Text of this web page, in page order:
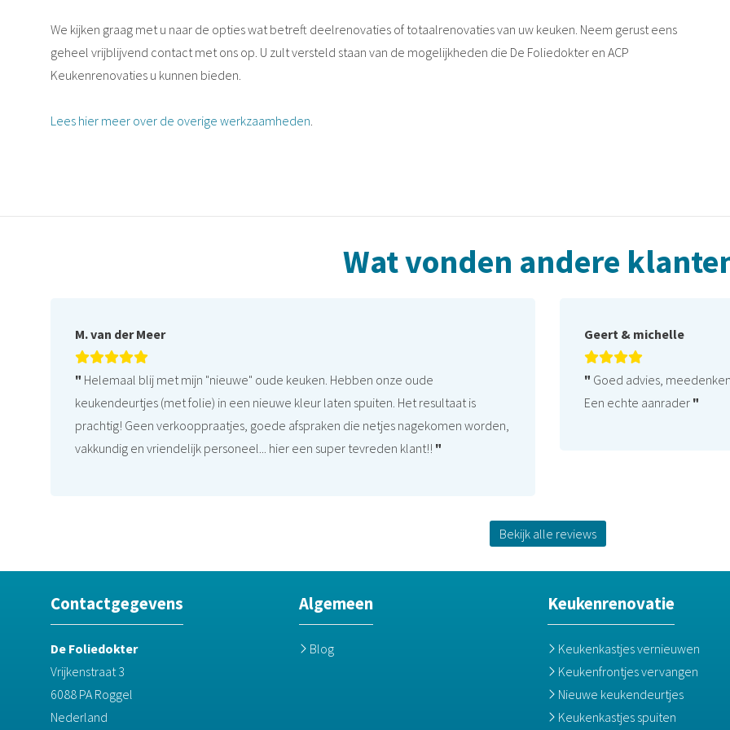
We kijken graag met u naar de opties wat betreft deelrenovaties of totaalrenovaties van uw keuken. Neem gerust eens
geheel vrijblijvend contact met ons op. U zult versteld staan van de mogelijkheden die De Foliedokter en ACP
Keukenrenovaties u kunnen bieden.
Lees hier meer over de overige werkzaamheden.
Wat vonden andere
M. van der Meer
" Helemaal blij met mijn "nieuwe" oude keuken. Hebben onze oude
keukendeurtjes (met folie) in een nieuwe kleur laten spuiten. Het resultaat is
prachtig! Geen verkooppraatjes, goede afspraken die netjes nagekomen worden,
vakkundig en vriendelijk personeel... hier een super tevreden klant!! "
Geert & michelle
" Goed advies,
Een echte aanrader "
Bekijk alle reviews
Contactgegevens
De Foliedokter
Vrijkenstraat 3
6088 PA Roggel
Nederland
Algemeen
Blog
Keukenrenovatie
Keukenkastjes vernieuwen
Keukenfrontjes vervangen
Nieuwe keukendeurtjes
Keukenkastjes spuiten